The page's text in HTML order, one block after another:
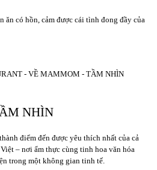
có hồn, cảm được cái tình đong đầy của
NHÌN
điểm đến được yêu thích nhất của cả
– nơi ẩm thực cùng tinh hoa văn hóa
trong một không gian tinh tế.